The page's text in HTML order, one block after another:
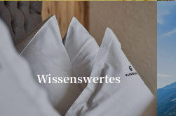
Wissenswertes